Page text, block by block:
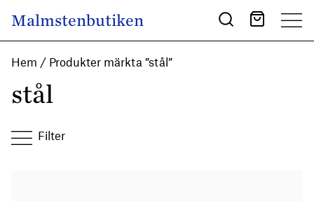
Main Navigation
Malmstenbutiken
Hem / Produkter märkta ”stål”
stål
Filter